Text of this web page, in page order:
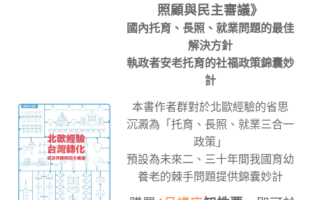
照顧與民主審議》
國內托育、長照、就業問題的最佳
解決方針
執政者安老托育的社福政策錦囊妙
計
本書作者群對於北歐經驗的省思
沉澱為「托育、長照、就業三合一
政策」
預設為未來二、三十年間我國育幼
養老的棘手問題提供錦囊妙計